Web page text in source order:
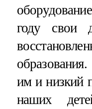
году свои
им и низкий
наших